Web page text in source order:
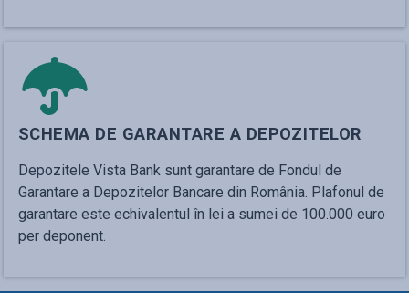
SCHEMA DE GARANTARE A DEPOZITELOR
Depozitele Vista Bank sunt garantare de Fondul de
Garantare a Depozitelor Bancare din România. Plafonul de
garantare este echivalentul în lei a sumei de 100.000 euro
per deponent.